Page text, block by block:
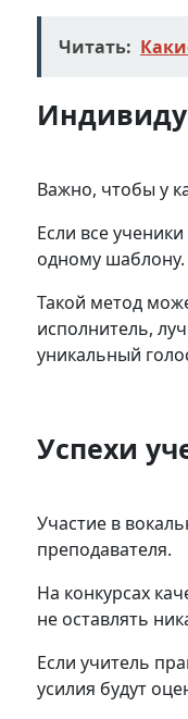
Читать:
Важно, чтобы у
Если все
одному шаблону.
Такой метод
исполнитель,
уникальный
Успехи
Участие в
преподавателя.
На конкурсах
не оставлять
Если учитель
усилия будут